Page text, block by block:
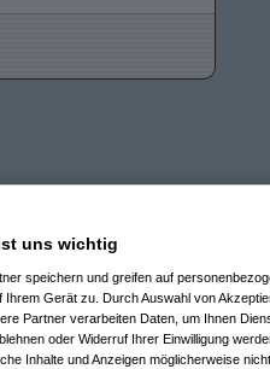
uns wichtig
speichern und greifen auf
Ihrem Gerät zu. Durch Auswahl von
Partner verarbeiten Daten, um Ihnen
oder Widerruf Ihrer Einwilligung
Inhalte und Anzeigen möglicherweise